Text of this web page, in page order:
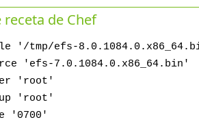
receta de Chef
'/tmp/efs-
7.0.1084.0.x86_64.bin'
'root'